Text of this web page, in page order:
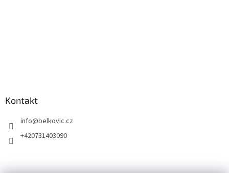
Kontakt
info@belkovic.cz
+420731403090